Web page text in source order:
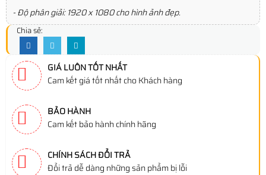
- Độ phân giải: 1920 x 1080 cho hình ảnh đẹp.
Chia sẻ:
GIÁ LUÔN TỐT NHẤT
Cam kết giá tốt nhất cho Khách hàng
BẢO HÀNH
Cam kết bảo hành chính hãng
CHÍNH SÁCH ĐỔI TRẢ
Đổi trả dễ dàng những sản phẩm bị lỗi